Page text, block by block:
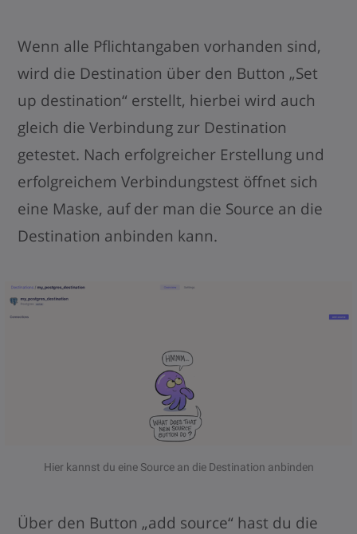
Wenn alle Pflichtangaben vorhanden sind,
wird die Destination über den Button „Set
up destination“ erstellt, hierbei wird auch
gleich die Verbindung zur Destination
getestet. Nach erfolgreicher Erstellung und
erfolgreichem Verbindungstest öffnet sich
eine Maske, auf der man die Source an die
Destination anbinden kann.
Hier kannst du eine Source an die Destination anbinden
Über den Button „add source“ hast du die